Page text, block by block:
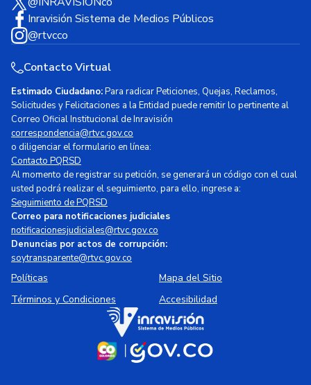
Inravisión Sistema de Medios Públicos
@rtvcco
Contacto Virtual
Estimado Ciudadano:Para radicar Peticiones, Quejas, Reclamos,
Solicitudes y Felicitaciones a la Entidad puede remitir lo pertinente al
Correo Oficial Institucional de Inravisión
correspondencia@rtvc.gov.co
o diligenciar el formulario en línea:
Contacto PQRSD
Al momento de registrar su petición, se generará un código con el cual
usted podrá realizar el seguimiento, para ello, ingrese a:
Seguimiento de PQRSD
Correo para notificaciones judiciales
notificacionesjudiciales@rtvc.gov.co
Denuncias por actos de corrupción:
soytransparente@rtvc.gov.co
Políticas
Mapa del Sitio
Términos y Condiciones
Accesibilidad